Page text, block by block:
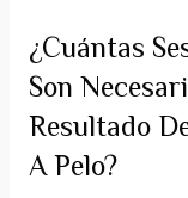
¿Cuántas
Son
Resultado
A Pelo?